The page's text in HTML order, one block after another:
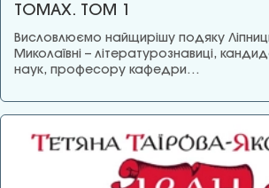
ТОМАХ. ТОМ 1
Висловлюємо найщирішу подяку
Миколаївні – літературознавиці,
наук, професору кафедри…